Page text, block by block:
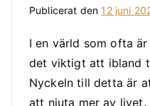
Publicerat den12 juni
I en värld som ofta
det viktigt att ibland
Nyckeln till detta är
att njuta mer av livet.